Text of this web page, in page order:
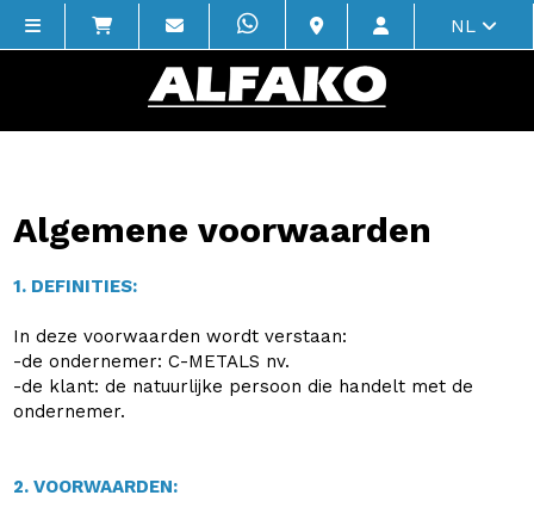
NL
Algemene voorwaarden
1. DEFINITIES:
In deze voorwaarden wordt verstaan:
-de ondernemer: C-METALS nv.
-de klant: de natuurlijke persoon die handelt met de
ondernemer.
2. VOORWAARDEN: